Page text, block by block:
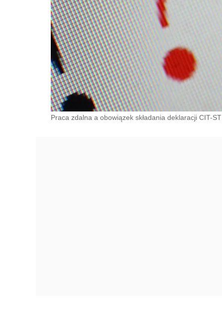
Praca zdalna a obowiązek składania deklaracji CIT-ST